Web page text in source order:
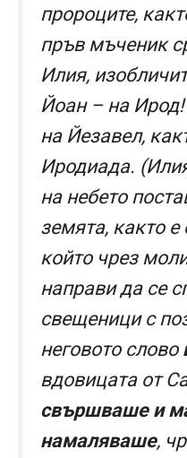
пророците,
пръв мъченик
Илия,
Йоан – на
на Йезавел,
Иродиада.
на небето
земята, както
който чрез
направи да се
свещеници с
неговото слово
вдовицата от
свършваше и
намаляваше,